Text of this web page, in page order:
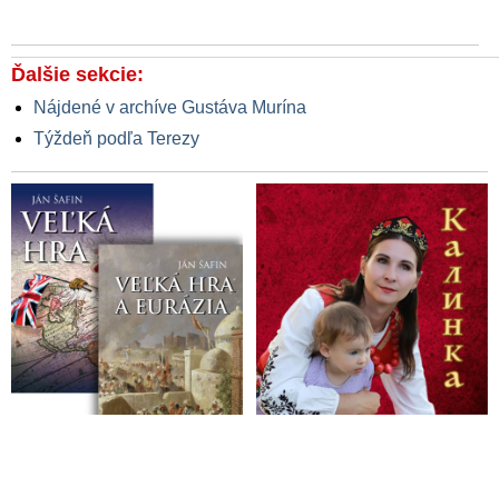
Ďalšie sekcie:
Nájdené v archíve Gustáva Murína
Týždeň podľa Terezy